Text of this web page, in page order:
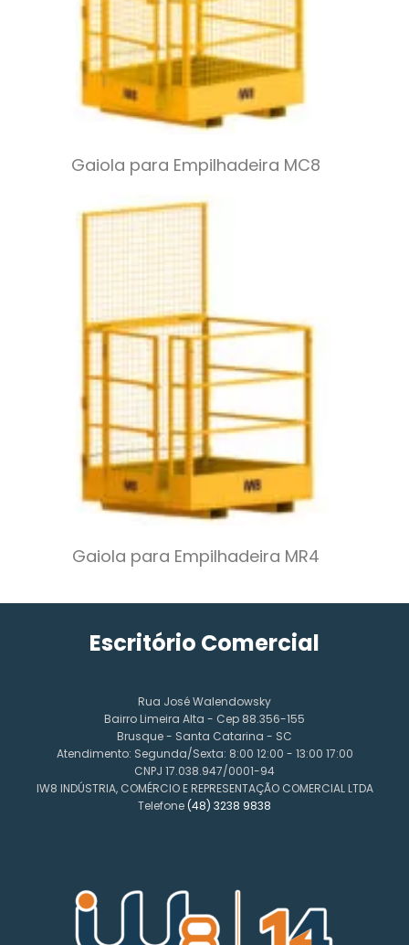
Gaiola para Empilhadeira MC8
Gaiola para Empilhadeira MR4
Escritório Comercial
Rua José Walendowsky
Bairro Limeira Alta - Cep 88.356-155
Brusque - Santa Catarina - SC
Atendimento: Segunda/Sexta: 8:00 12:00 - 13:00 17:00
CNPJ 17.038.947/0001-94
IW8 INDÚSTRIA, COMÉRCIO E REPRESENTAÇÃO COMERCIAL LTDA
Telefone (48) 3238 9838